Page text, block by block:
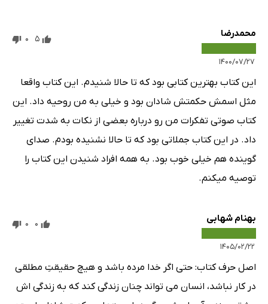
محمدرضا
۱۴۰۰/۰۷/۲۷
5
0
این کتاب بهترین کتابی بود که تا حالا شنیدم. این کتاب واقعا
مثل اسمش حکمتش شادان بود و خیلی به من روحیه داد. این
کتاب صوتی تفکرات من رو درباره بعضی از نکات به شدت تغییر
داد. در این کتاب جملاتی بود که تا حالا نشنیده بودم. صدای
گوینده هم خیلی خوب بود. به همه افراد شنیدن این کتاب را
توصیه میکنم.
بهنام شهابی
۱۴۰۵/۰۲/۲۲
0
0
اصل حرف کتاب: حتی اگر خدا مرده باشد و هیچ حقیقتِ مطلقی
در کار نباشد، انسان می تواند چنان زندگی کند که به زندگی اش